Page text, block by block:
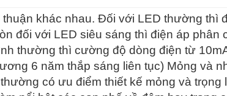
khác nhau. Đối với LED thường thì
đối với LED siêu sáng thì điện áp phân
thường thì cường độ dòng điện từ
6 năm thắp sáng liên tục) Mỏng và
có ưu điểm thiết kế mỏng và trọng